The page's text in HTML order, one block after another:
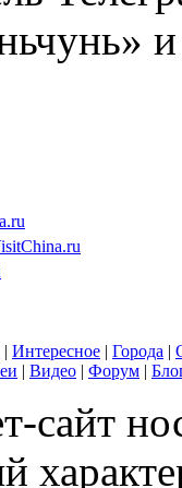
| Интересное | Города |
| Видео | Форум |
сайт